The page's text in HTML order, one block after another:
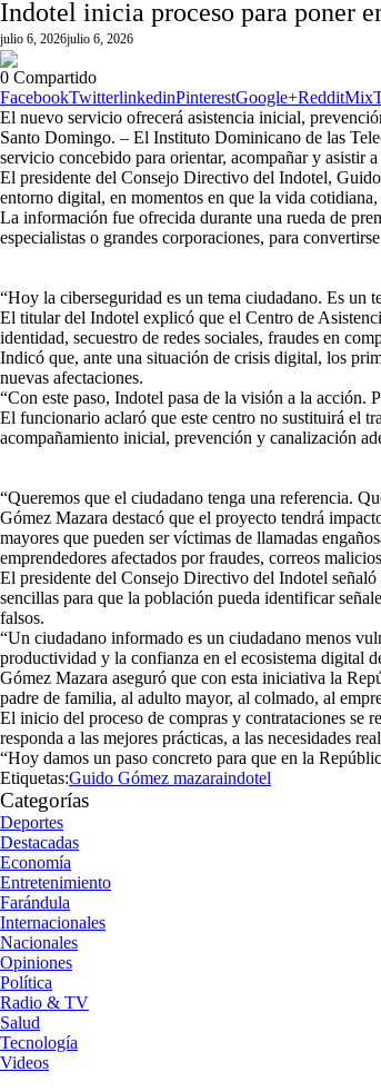
Indotel inicia proceso para poner
julio 6, 2026julio 6, 2026
0 Compartido
FacebookTwitterlinkedinPinterestGoogle+RedditMix
El nuevo servicio ofrecerá asistencia inicial,
Santo Domingo. – El Instituto Dominicano de las
servicio concebido para orientar, acompañar y asistir
El presidente del Consejo Directivo del Indotel,
entorno digital, en momentos en que la vida
La información fue ofrecida durante una rueda de
especialistas o grandes corporaciones, para
“Hoy la ciberseguridad es un tema ciudadano. Es un
El titular del Indotel explicó que el Centro de
identidad, secuestro de redes sociales, fraudes en
Indicó que, ante una situación de crisis digital, los
nuevas afectaciones.
“Con este paso, Indotel pasa de la visión a la acción.
El funcionario aclaró que este centro no sustituirá el
acompañamiento inicial, prevención y canalización
“Queremos que el ciudadano tenga una referencia.
Gómez Mazara destacó que el proyecto tendrá
mayores que pueden ser víctimas de llamadas
emprendedores afectados por fraudes, correos
El presidente del Consejo Directivo del Indotel
sencillas para que la población pueda identificar
falsos.
“Un ciudadano informado es un ciudadano menos
productividad y la confianza en el ecosistema digital
Gómez Mazara aseguró que con esta iniciativa la
padre de familia, al adulto mayor, al colmado, al
El inicio del proceso de compras y contrataciones se
responda a las mejores prácticas, a las necesidades
“Hoy damos un paso concreto para que en la
Etiquetas:Guido Gómez mazaraindotel
Categorías
Deportes
Destacadas
Economía
Entretenimiento
Farándula
Internacionales
Nacionales
Opiniones
Política
Radio & TV
Salud
Tecnología
Videos